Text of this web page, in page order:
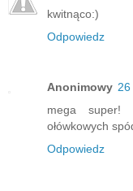
kwitnąco:)
Odpowiedz
Anonimowy
mega super!
ołówkowych
Odpowiedz